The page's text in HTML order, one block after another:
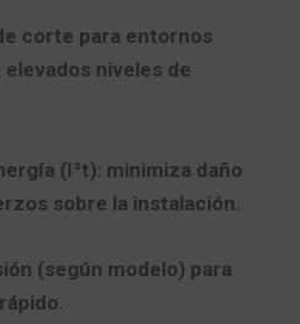
corte para entornos
niveles de
(I²t): minimiza daño
sobre la instalación.
(según modelo) para